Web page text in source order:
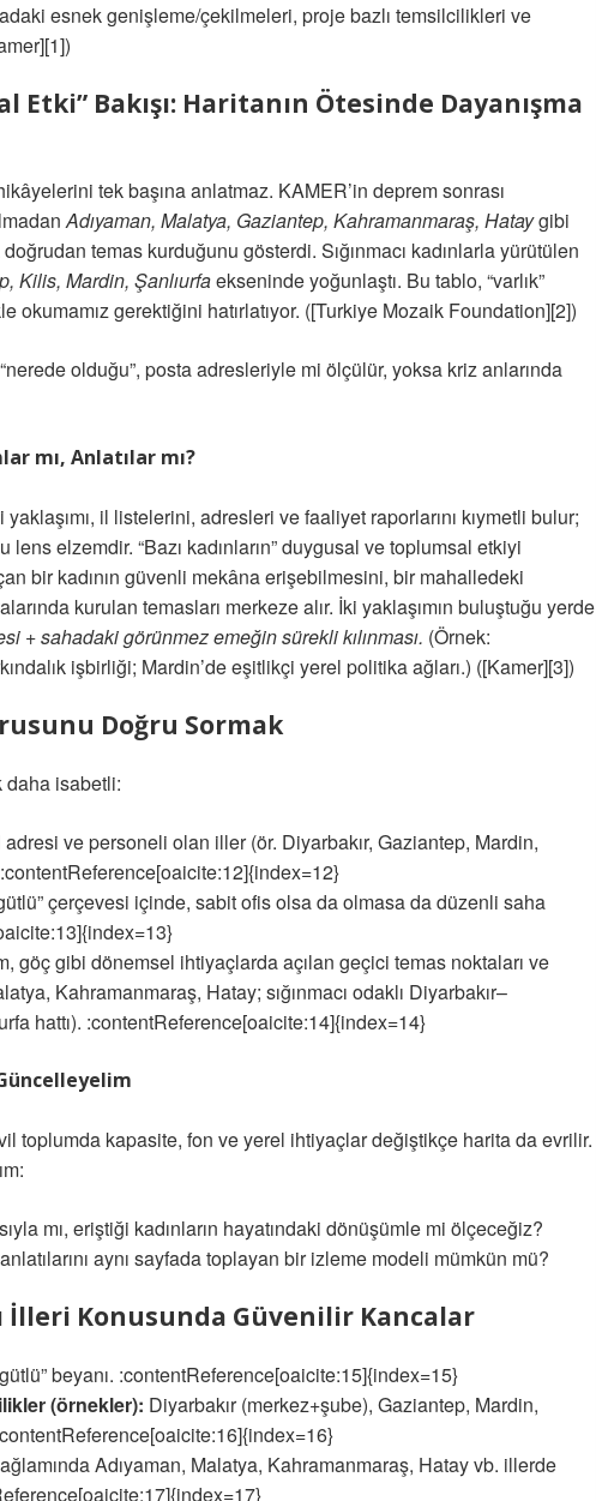
esnek genişleme/çekilmeleri, proje bazlı temsilcilikleri ve
Etki” Bakışı: Haritanın Ötesinde Dayanışma
tek başına anlatmaz. KAMER’in deprem sonrası
Adıyaman, Malatya, Gaziantep, Kahramanmaraş, Hataygibi
temas kurduğunu gösterdi. Sığınmacı kadınlarla yürütülen
Kilis, Mardin, Şanlıurfaekseninde yoğunlaştı. Bu tablo, “varlık”
okumamız gerektiğini hatırlatıyor. ([Turkiye Mozaik Foundation][2])
olduğu”, posta adresleriyle mi ölçülür, yoksa kriz anlarında
mı, Anlatılar mı?
il listelerini, adresleri ve faaliyet raporlarını kıymetli bulur;
elzemdir. “Bazı kadınların” duygusal ve toplumsal etkiyi
bir kadının güvenli mekâna erişebilmesini, bir mahalledeki
kurulan temasları merkeze alır. İki yaklaşımın buluştuğu yerde
+ sahadaki görünmez emeğin sürekli kılınması. (Örnek:
işbirliği; Mardin’de eşitlikçi yerel politika ağları.) ([Kamer][3])
Doğru Sormak
daha isabetli:
ve personeli olan iller (ör. Diyarbakır, Gaziantep, Mardin,
çerçevesi içinde, sabit ofis olsa da olmasa da düzenli saha
göç gibi dönemsel ihtiyaçlarda açılan geçici temas noktaları ve
Kahramanmaraş, Hatay; sığınmacı odaklı Diyarbakır–
hattı). :contentReference[oaicite:14]{index=14}
toplumda kapasite, fon ve yerel ihtiyaçlar değiştikçe harita da evrilir.
mı, eriştiği kadınların hayatındaki dönüşümle mi ölçeceğiz?
aynı sayfada toplayan bir izleme modeli mümkün mü?
İlleri Konusunda Güvenilir Kancalar
beyanı. :contentReference[oaicite:15]{index=15}
(örnekler): Diyarbakır (merkez+şube), Gaziantep, Mardin,
Adıyaman, Malatya, Kahramanmaraş, Hatay vb. illerde